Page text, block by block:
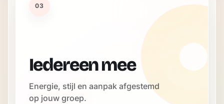
03
Iedereen mee
Energie, stijl en aanpak afgestemd
op jouw groep.